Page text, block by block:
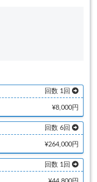
回数 1回
¥8,000円
回数 6回
¥264,000円
回数 1回